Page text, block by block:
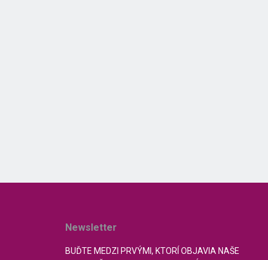
Newsletter
BUĎTE MEDZI PRVÝMI, KTORÍ OBJAVIA NAŠE